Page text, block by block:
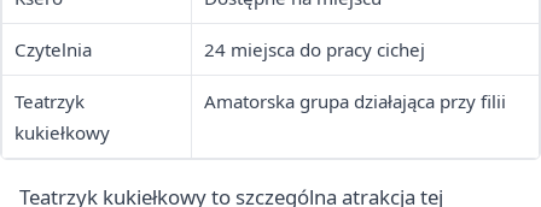
Czytelnia 24 miejsca do pracy cichej
Teatrzyk
kukiełkowy
Amatorska grupa działająca przy filii
Teatrzyk kukiełkowy to szczególna atrakcja tej